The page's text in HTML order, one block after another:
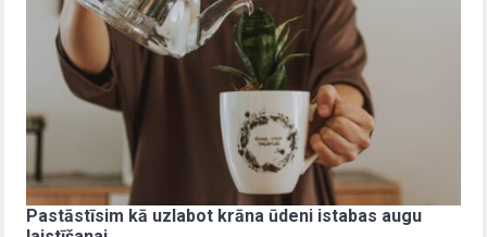
Pastāstīsim kā uzlabot krāna ūdeni istabas augu